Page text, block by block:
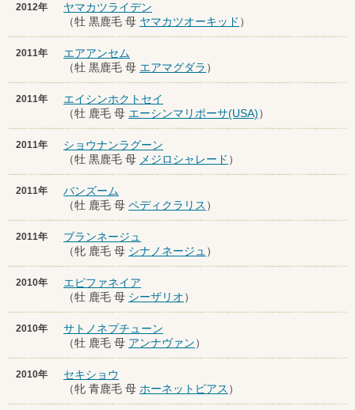
2012年
ヤマカツライデン
（牡 黒鹿毛 母 ヤマカツオーキッド ）
2011年
エアアンセム
（牡 黒鹿毛 母 エアマグダラ ）
2011年
エイシンホクトセイ
（牡 鹿毛 母 エーシンマリポーサ(USA)）
2011年
ショウナンラグーン
（牡 黒鹿毛 母 メジロシャレード ）
2011年
バンズーム
（牡 鹿毛 母 ペディクラリス ）
2011年
ブランネージュ
（牝 鹿毛 母 シナノネージュ ）
2010年
エピファネイア
（牡 鹿毛 母 シーザリオ）
2010年
サトノネプチューン
（牡 鹿毛 母 アンナヴァン）
2010年
セキショウ
（牝 青鹿毛 母 ホーネットピアス ）